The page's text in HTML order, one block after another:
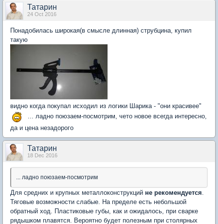
Татарин
24 Oct 2016
Понадобилась широкая(в смысле длинная) струбцина, купил
такую
видно когда покупал исходил из логики Шарика - "они красивее"
... ладно поюзаем-посмотрим, чето новое всегда интересно,
да и цена незадорого
Татарин
18 Dec 2016
... ладно поюзаем-посмотрим
Для средних и крупных металлоконструкций не рекомендуется.
Тяговые возможности слабые. На пределе есть небольшой
обратный ход. Пластиковые губы, как и ожидалось, при сварке
рядышком плавятся. Вероятно будет полезным при столярных